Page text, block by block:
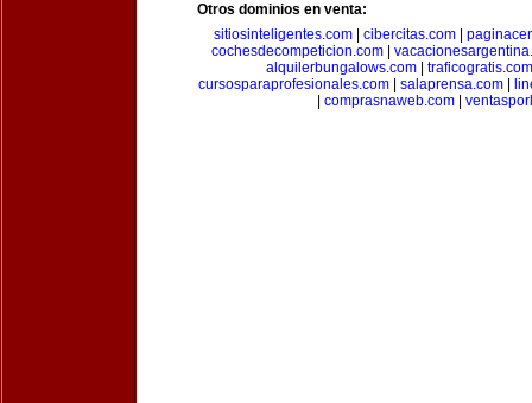
Otros dominios en venta:
sitiosinteligentes.com
cibercitas.com
cochesdecompeticion.com
alquilerbungalows.com| traficogratis.com
cursosparaprofesionales.com
salaprensa.com
comprasnaweb.com